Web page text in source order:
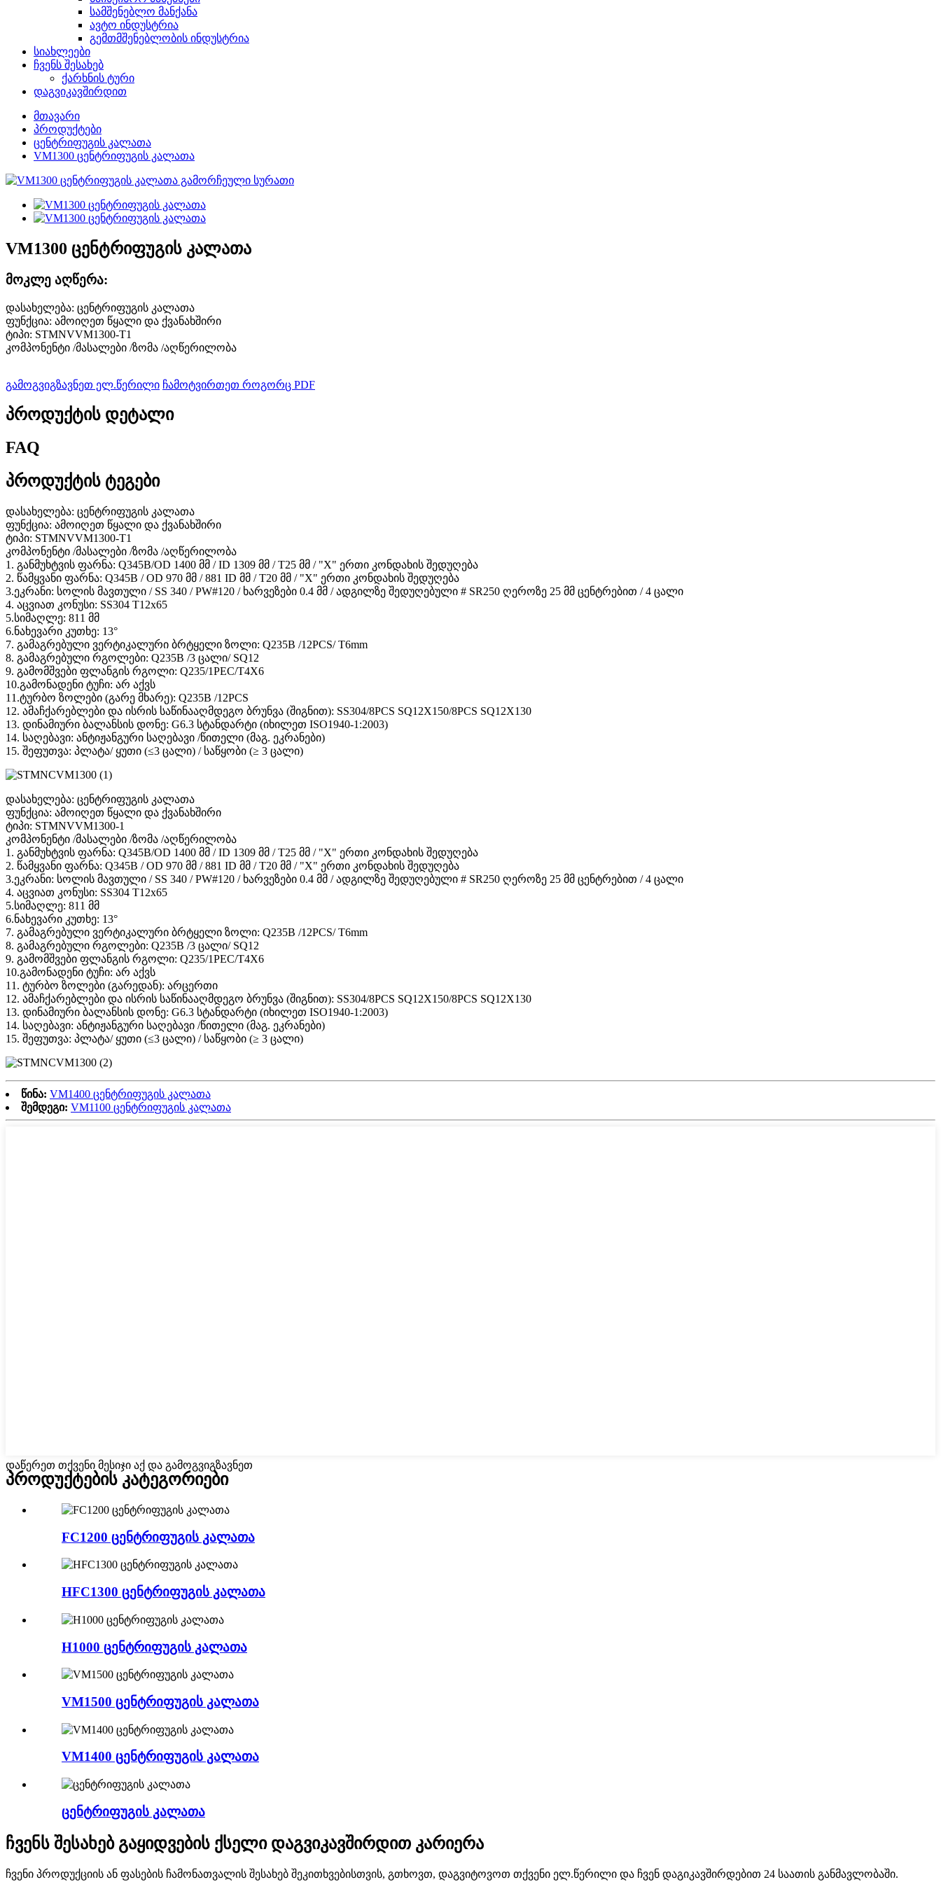
სამშენებლო მანქანა
ავტო ინდუსტრია
გემთმშენებლობის ინდუსტრია
სიახლეები
ჩვენს შესახებ
ქარხნის ტური
დაგვიკავშირდით
მთავარი
პროდუქტები
ცენტრიფუგის კალათა
VM1300 ცენტრიფუგის კალათა
VM1300 ცენტრიფუგის კალათა
მოკლე აღწერა:
დასახელება: ცენტრიფუგის კალათა
ფუნქცია: ამოიღეთ წყალი და ქვანახშირი
ტიპი: STMNVVM1300-T1
კომპონენტი /მასალები /ზომა /აღწერილობა
გამოგვიგზავნეთ ელ.წერილი ჩამოტვირთეთ როგორც PDF
პროდუქტის დეტალი
FAQ
პროდუქტის ტეგები
დასახელება: ცენტრიფუგის კალათა
ფუნქცია: ამოიღეთ წყალი და ქვანახშირი
ტიპი: STMNVVM1300-T1
კომპონენტი /მასალები /ზომა /აღწერილობა
1. განმუხტვის ფარნა: Q345B/OD 1400 მმ / ID 1309 მმ / T25 მმ / "X" ერთი კონდახის შედუღება
2. წამყვანი ფარნა: Q345B / OD 970 მმ / 881 ID მმ / T20 მმ / "X" ერთი კონდახის შედუღება
3.ეკრანი: სოლის მავთული / SS 340 / PW#120 / ხარვეზები 0.4 მმ / ადგილზე შედუღებული # SR250 ღეროზე 25 მმ ცენტრებით / 4 ცალი
4. აცვიათ კონუსი: SS304 T12x65
5.სიმაღლე: 811 მმ
6.ნახევარი კუთხე: 13°
7. გამაგრებული ვერტიკალური ბრტყელი ზოლი: Q235B /12PCS/ T6mm
8. გამაგრებული რგოლები: Q235B /3 ცალი/ SQ12
9. გამომშვები ფლანგის რგოლი: Q235/1PEC/T4X6
10.გამონადენი ტუჩი: არ აქვს
11.ტურბო ზოლები (გარე მხარე): Q235B /12PCS
12. ამაჩქარებლები და ისრის საწინააღმდეგო ბრუნვა (შიგნით): SS304/8PCS SQ12X150/8PCS SQ12X130
13. დინამიური ბალანსის დონე: G6.3 სტანდარტი (იხილეთ ISO1940-1:2003)
14. საღებავი: ანტიჟანგური საღებავი /წითელი (მაგ. ეკრანები)
15. შეფუთვა: პლატა/ ყუთი (≤3 ცალი) / საწყობი (≥ 3 ცალი)
დასახელება: ცენტრიფუგის კალათა
ფუნქცია: ამოიღეთ წყალი და ქვანახშირი
ტიპი: STMNVVM1300-1
კომპონენტი /მასალები /ზომა /აღწერილობა
1. განმუხტვის ფარნა: Q345B/OD 1400 მმ / ID 1309 მმ / T25 მმ / "X" ერთი კონდახის შედუღება
2. წამყვანი ფარნა: Q345B / OD 970 მმ / 881 ID მმ / T20 მმ / "X" ერთი კონდახის შედუღება
3.ეკრანი: სოლის მავთული / SS 340 / PW#120 / ხარვეზები 0.4 მმ / ადგილზე შედუღებული # SR250 ღეროზე 25 მმ ცენტრებით / 4 ცალი
4. აცვიათ კონუსი: SS304 T12x65
5.სიმაღლე: 811 მმ
6.ნახევარი კუთხე: 13°
7. გამაგრებული ვერტიკალური ბრტყელი ზოლი: Q235B /12PCS/ T6mm
8. გამაგრებული რგოლები: Q235B /3 ცალი/ SQ12
9. გამომშვები ფლანგის რგოლი: Q235/1PEC/T4X6
10.გამონადენი ტუჩი: არ აქვს
11. ტურბო ზოლები (გარედან): არცერთი
12. ამაჩქარებლები და ისრის საწინააღმდეგო ბრუნვა (შიგნით): SS304/8PCS SQ12X150/8PCS SQ12X130
13. დინამიური ბალანსის დონე: G6.3 სტანდარტი (იხილეთ ISO1940-1:2003)
14. საღებავი: ანტიჟანგური საღებავი /წითელი (მაგ. ეკრანები)
15. შეფუთვა: პლატა/ ყუთი (≤3 ცალი) / საწყობი (≥ 3 ცალი)
წინა: VM1400 ცენტრიფუგის კალათა
შემდეგი: VM1100 ცენტრიფუგის კალათა
დაწერეთ თქვენი მესიჯი აქ და გამოგვიგზავნეთ
პროდუქტების კატეგორიები
FC1200 ცენტრიფუგის კალათა
HFC1300 ცენტრიფუგის კალათა
H1000 ცენტრიფუგის კალათა
VM1500 ცენტრიფუგის კალათა
VM1400 ცენტრიფუგის კალათა
ცენტრიფუგის კალათა
ჩვენს შესახებ გაყიდვების ქსელი დაგვიკავშირდით კარიერა
ჩვენი პროდუქციის ან ფასების ჩამონათვალის შესახებ შეკითხვებისთვის, გთხოვთ, დაგვიტოვოთ თქვენი ელ.წერილი და ჩვენ დაგიკავშირდებით 24 საათის განმავლობაში.